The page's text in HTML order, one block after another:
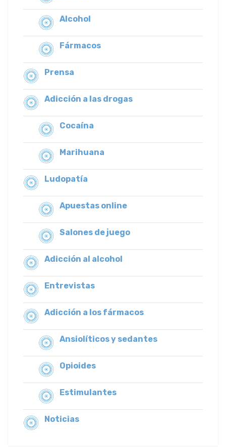
Alcohol
Fármacos
Prensa
Adicción a las drogas
Cocaína
Marihuana
Ludopatía
Apuestas online
Salones de juego
Adicción al alcohol
Entrevistas
Adicción a los fármacos
Ansiolíticos y sedantes
Opioides
Estimulantes
Noticias